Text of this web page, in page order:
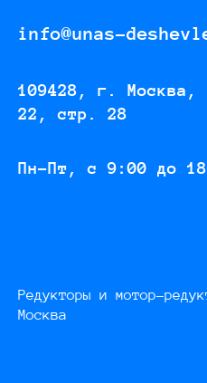
info@unas-
109428, г. Москва,
22, стр. 28
Пн-Пт, с 9:00 до
Редукторы и мотор-
Москва